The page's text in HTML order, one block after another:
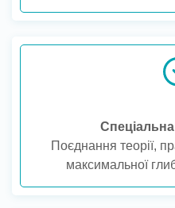
Поєднання теорії,
максимальної